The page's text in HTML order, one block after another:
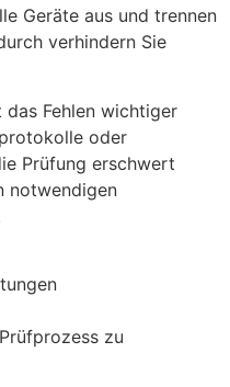
Geräte aus und trennen
verhindern Sie
das Fehlen wichtiger
oder
Prüfung erschwert
notwendigen
zu